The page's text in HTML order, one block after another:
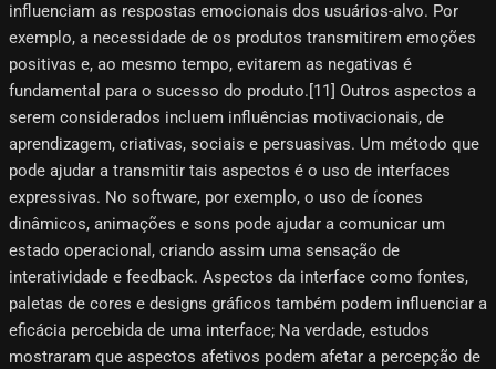
influenciam as respostas emocionais dos usuários-alvo. Por
exemplo, a necessidade de os produtos transmitirem emoções
positivas e, ao mesmo tempo, evitarem as negativas é
fundamental para o sucesso do produto.[11] Outros aspectos a
serem considerados incluem influências motivacionais, de
aprendizagem, criativas, sociais e persuasivas. Um método que
pode ajudar a transmitir tais aspectos é o uso de interfaces
expressivas. No software, por exemplo, o uso de ícones
dinâmicos, animações e sons pode ajudar a comunicar um
estado operacional, criando assim uma sensação de
interatividade e feedback. Aspectos da interface como fontes,
paletas de cores e designs gráficos também podem influenciar a
eficácia percebida de uma interface; Na verdade, estudos
mostraram que aspectos afetivos podem afetar a percepção de